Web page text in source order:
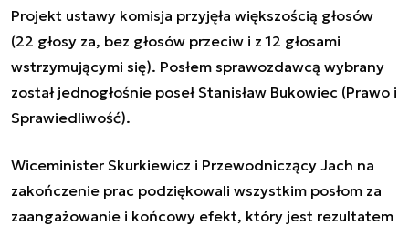
Projekt ustawy komisja przyjęła większością głosów
(22 głosy za, bez głosów przeciw i z 12 głosami
wstrzymującymi się). Posłem sprawozdawcą wybrany
został jednogłośnie poseł Stanisław Bukowiec (Prawo i
Sprawiedliwość).
Wiceminister Skurkiewicz i Przewodniczący Jach na
zakończenie prac podziękowali wszystkim posłom za
zaangażowanie i końcowy efekt, który jest rezultatem